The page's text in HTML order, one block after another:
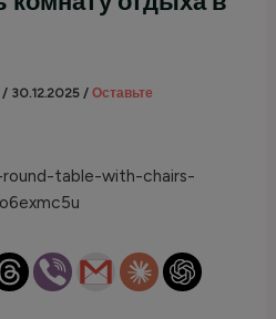
/ 30.12.2025/Оставьте